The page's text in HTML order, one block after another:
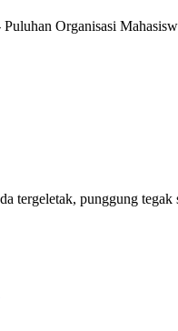
Organisasi
tergeletak, punggung tegak